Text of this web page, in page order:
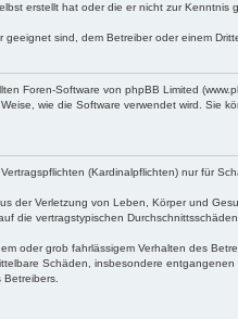
erstellt hat oder die er nicht zur Kenntnis
sind, dem Betreiber oder einem
Foren-Software von phpBB Limited
wie die Software verwendet wird. Sie
(Kardinalpflichten) nur für
der Verletzung von Leben, Körper und
die vertragstypischen
oder grob fahrlässigem Verhalten des
Schäden, insbesondere entgangenen